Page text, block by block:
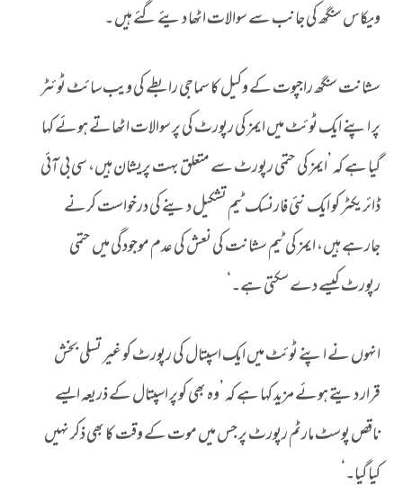
ویکاس سنگھ کی جانب سے سوالات اٹھا دیئے گئے ہیں ۔
سشانت سنگھ راجپوت کے وکیل کا سماجی رابطے کی ویب سائٹ ٹوئٹر
پر اپنے ایک ٹوئٹ میں ایمز کی رپورٹ کی پر سوالات اٹھاتے ہوئے کہا
گیا ہے کہ ’ایمز کی حتمی رپورٹ سے متعلق بہت پریشان ہیں، سی بی آئی
ڈائریکٹر کو ایک نئی فارنسک ٹیم تشکیل دینے کی درخواست کرنے
جارہے ہیں، ایمز کی ٹیم سشانت کی نعش کی عدم موجودگی میں حتمی
رپورٹ کیسے دے سکتی ہے۔‘
انہوں نے اپنے ٹوئٹ میں ایک اسپتال کی رپورٹ کو غیر تسلی بخش
قرار دیتے ہوئے مزید کہا ہے کہ ’وہ بھی کوپر اسپتال کے ذریعہ ایسے
ناقص پوسٹ مارٹم رپورٹ پر جس میں موت کے وقت کا بھی ذکر نہیں
کیا گیا۔‘